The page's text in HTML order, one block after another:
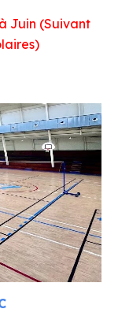
Juin (Suivant